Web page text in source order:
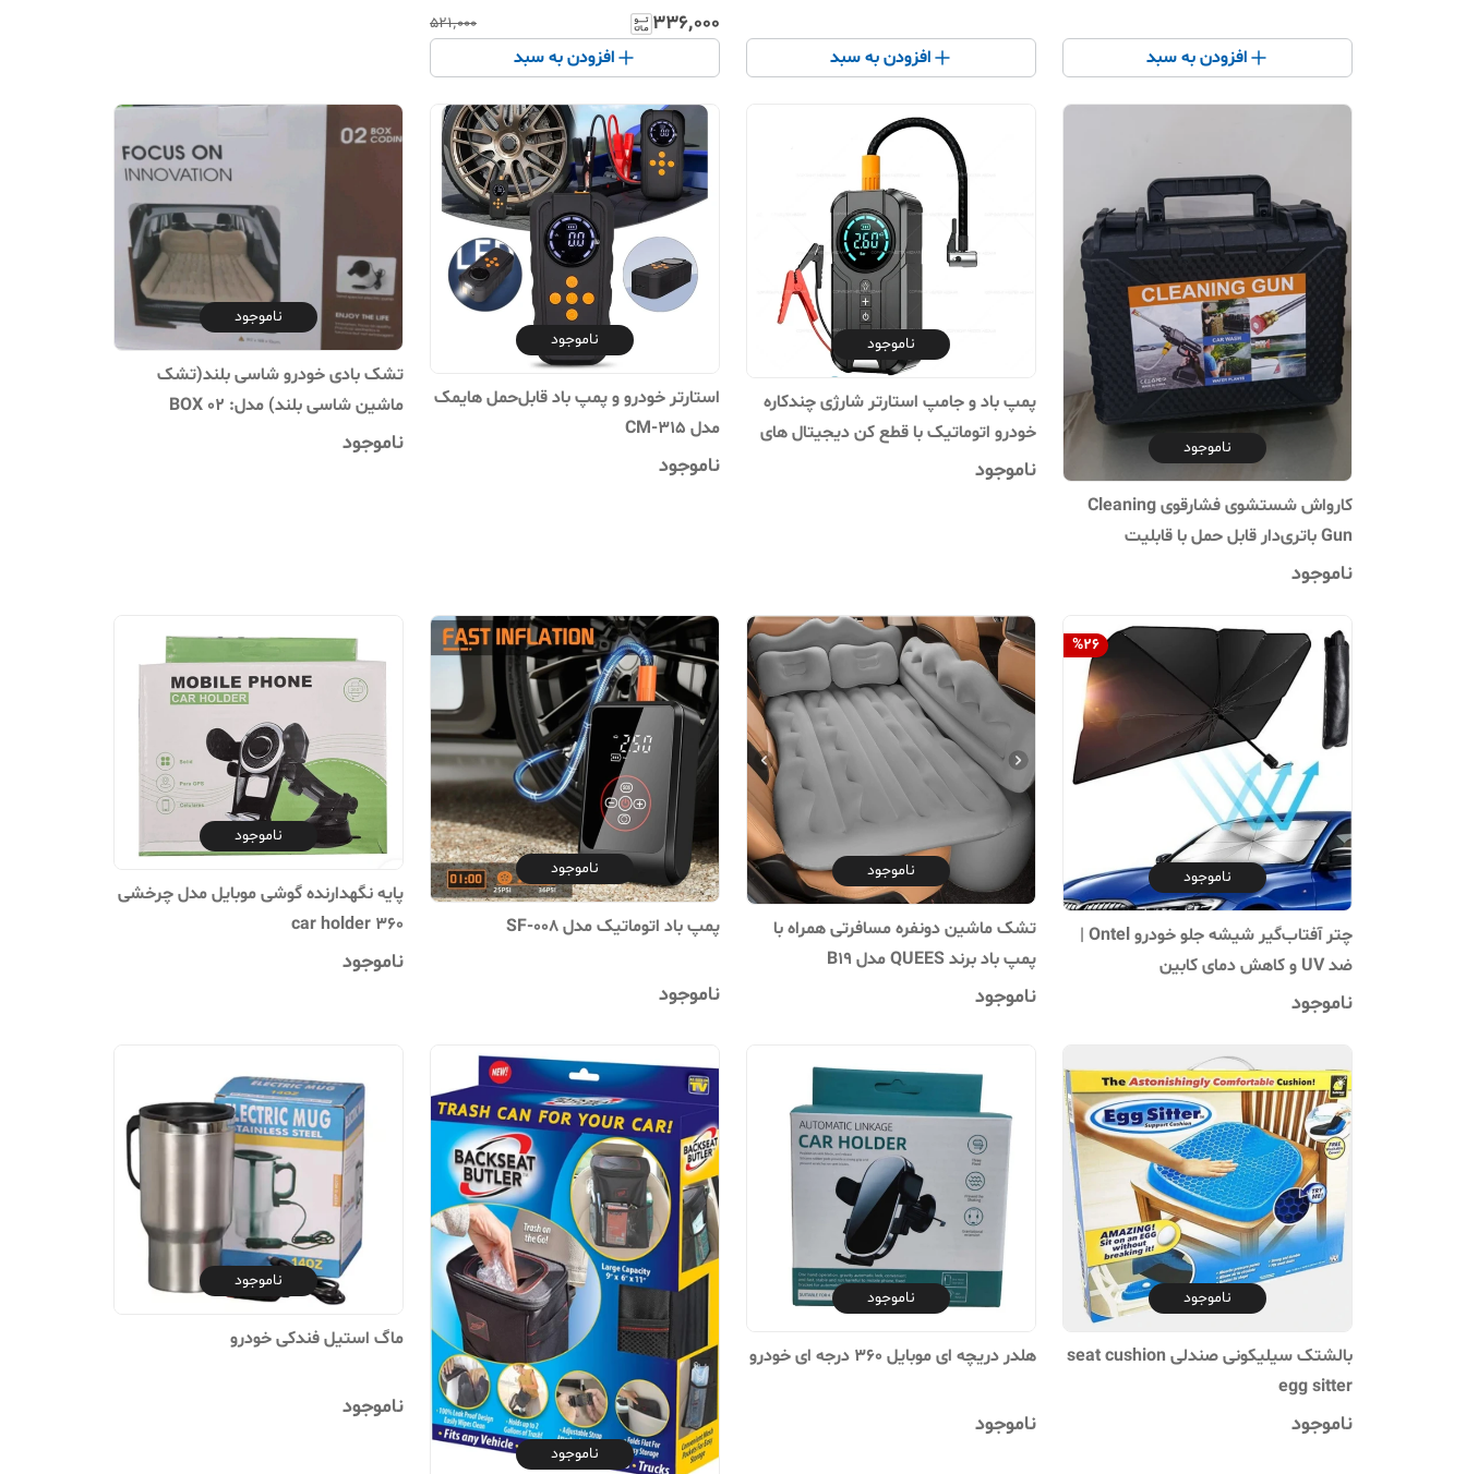
افزودن به سبد افزودن به سبد
۳۳۶٬۰۰۰ ۵۲۱٬۰۰۰
افزودن به سبد
ناموجود
کارواش شستشوی فشارقوی Cleaning
Gun باتری‌دار قابل حمل با قابلیت
کف‌سازی و آبیاری
ناموجود
ناموجود
پمپ باد و جامپ استارتر شارژی چندکاره
خودرو اتوماتیک با قطع کن دیجیتال های
مک برند Himk مدل MK-326
ناموجود
ناموجود
استارتر خودرو و پمپ باد قابل‌حمل هایمک
مدل CM-315
ناموجود
ناموجود
تشک بادی خودرو شاسی بلند(تشک
ماشین شاسی بلند) مدل: 02 BOX
CODING
ناموجود
%26
ناموجود
چتر آفتاب‌گیر شیشه جلو خودرو Ontel |
ضد UV و کاهش دمای کابین
ناموجود
ناموجود
تشک ماشین دونفره مسافرتی همراه با
پمپ باد برند QUEES مدل B19
ناموجود
ناموجود
پمپ باد اتوماتیک مدل SF-008
ناموجود
ناموجود
پایه نگهدارنده گوشی موبایل مدل چرخشی
۳۶۰ car holder
ناموجود
ناموجود
بالشتک سیلیکونی صندلی seat cushion
egg sitter
ناموجود
ناموجود
هلدر دریچه ای موبایل 360 درجه ای خودرو
ناموجود
ناموجود
ناموجود
ماگ استیل فندکی خودرو
ناموجود